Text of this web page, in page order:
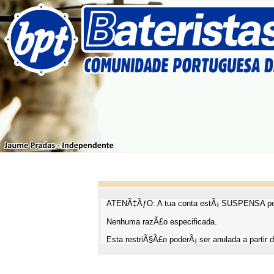
ATENÃ‡ÃƒO: A tua conta estÃ¡ SUSPENSA
Nenhuma razÃ£o especificada.
Esta restriÃ§Ã£o poderÃ¡ ser anulada a partir